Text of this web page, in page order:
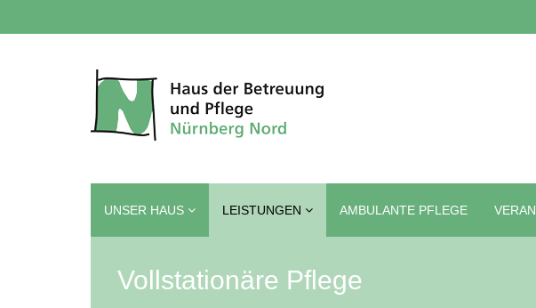
UNSER HAUS LEISTUNGEN AMBULANTE PFLEGE
Vollstationäre Pflege